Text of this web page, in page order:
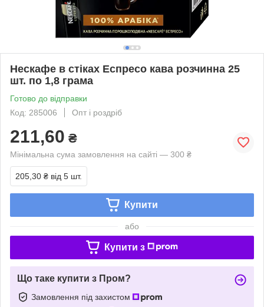
Нескафе в стіках Еспресо кава розчинна 25
шт. по 1,8 грама
Готово до відправки
Код: 285006
Опт і роздріб
211,60 ₴
Мінімальна сума замовлення на сайті — 300 ₴
205,30 ₴ від 5 шт.
Купити
або
Купити з
Що таке купити з Пром?
Замовлення під захистом